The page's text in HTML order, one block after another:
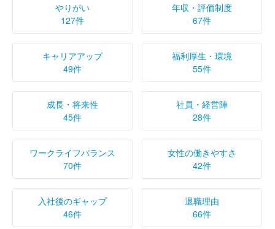
やりがい
127件
年収・評価制度
67件
キャリアアップ
49件
福利厚生・環境
55件
成長・将来性
45件
社員・経営陣
28件
ワークライフバランス
70件
女性の働きやすさ
42件
入社後のギャップ
46件
退職理由
66件